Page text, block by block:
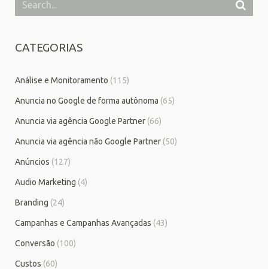
CATEGORIAS
Análise e Monitoramento (115)
Anuncia no Google de forma autônoma (65)
Anuncia via agência Google Partner (66)
Anuncia via agência não Google Partner (50)
Anúncios (127)
Audio Marketing (4)
Branding (24)
Campanhas e Campanhas Avançadas (43)
Conversão (100)
Custos (60)